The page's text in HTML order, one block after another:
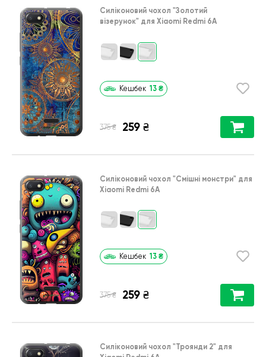
Силіконовий чохол "Золотий
візерунок" для Xiaomi Redmi 6A
Кешбек 13 ₴
375 ₴ 259 ₴
Силіконовий чохол "Смішні монстри" для
Xiaomi Redmi 6A
Кешбек 13 ₴
375 ₴ 259 ₴
Силіконовий чохол "Троянди 2" для